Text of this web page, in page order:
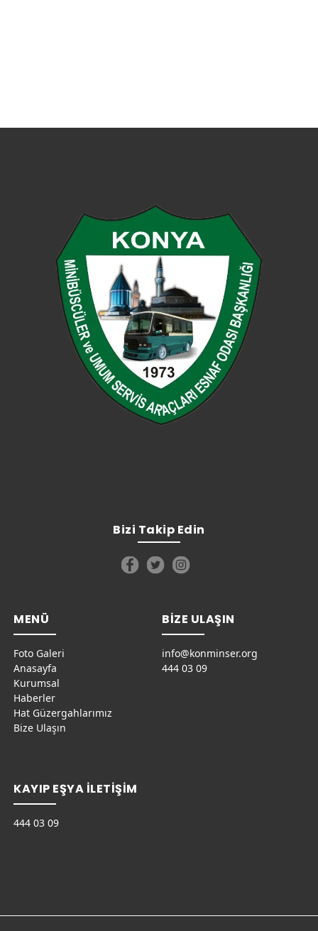
Bizi Takip Edin
MENÜ
Foto Galeri
Anasayfa
Kurumsal
Haberler
Hat Güzergahlarımız
Bize Ulaşın
BİZE ULAŞIN
info@konminser.org
444 03 09
KAYIP EŞYA İLETİŞİM
444 03 09